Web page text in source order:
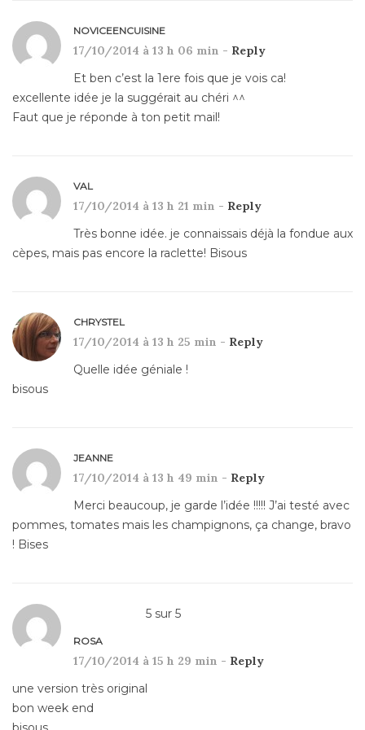
NOVICEENCUISINE
17/10/2014 à 13 h 06 min - Reply
Et ben c’est la 1ere fois que je vois ca!
excellente idée je la suggérait au chéri ^^
Faut que je réponde à ton petit mail!
VAL
17/10/2014 à 13 h 21 min - Reply
Très bonne idée. je connaissais déjà la fondue aux
cèpes, mais pas encore la raclette! Bisous
CHRYSTEL
17/10/2014 à 13 h 25 min - Reply
Quelle idée géniale !
bisous
JEANNE
17/10/2014 à 13 h 49 min - Reply
Merci beaucoup, je garde l’idée !!!!! J’ai testé avec
pommes, tomates mais les champignons, ça change, bravo
! Bises
5 sur 5
ROSA
17/10/2014 à 15 h 29 min - Reply
une version très original
bon week end